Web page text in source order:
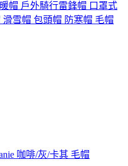
帽 戶外騎行雷鋒帽 口罩式
雪帽 包頭帽 防寒帽 毛帽
咖啡/灰/卡其 毛帽